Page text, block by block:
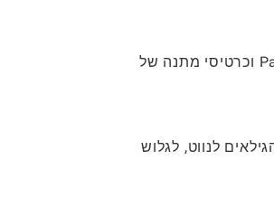
משתמשים יכולים לממש את הרווחים שלהם באמצעות אפשרויות שונות במזומן מיידי כולל PayPal וכרטיסי מתנה של
לנווט, לגלוש